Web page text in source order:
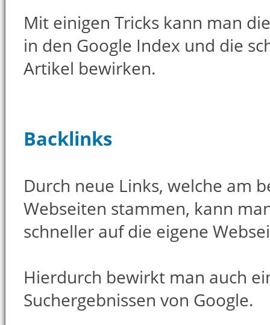
Mit einigen Tricks kann man
in den Google Index und die
Artikel bewirken.
Backlinks
Durch neue Links, welche am
Webseiten stammen, kann
schneller auf die eigene
Hierdurch bewirkt man auch
Suchergebnissen von Google.